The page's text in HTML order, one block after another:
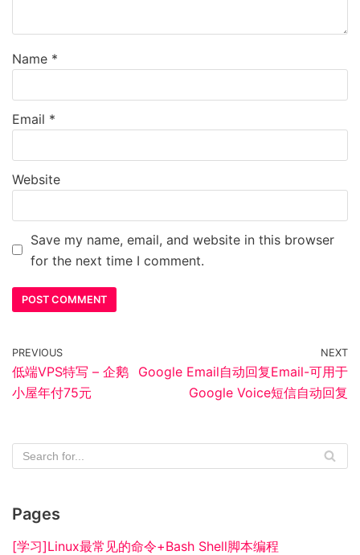
Name *
Email *
Website
Save my name, email, and website in this browser
for the next time I comment.
PREVIOUS
低端VPS特写 – 企鹅
小屋年付75元
NEXT
Google Email自动回复Email-可用于
Google Voice短信自动回复
Pages
[学习]Linux最常见的命令+Bash Shell脚本编程